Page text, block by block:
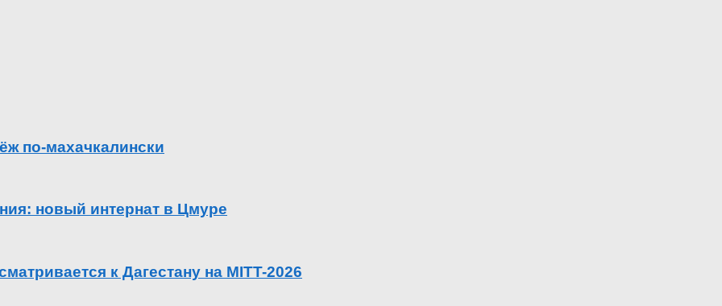
по-махачкалински
новый интернат в Цмуре
к Дагестану на MITT-2026